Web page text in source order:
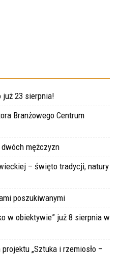
już 23 sierpnia!
Branżowego Centrum
mężczyzn
– święto tradycji, natury
poszukiwanymi
w obiektywie” już 8 sierpnia w
„Sztuka i rzemiosło –